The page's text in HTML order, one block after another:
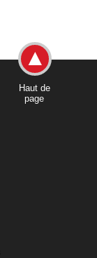
Haut de
page